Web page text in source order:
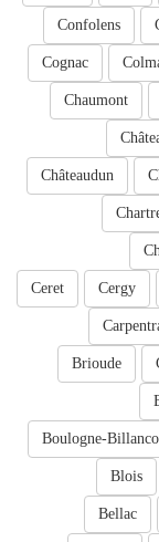
Confolens
Cognac
Chaumont
Châteaudun
Cergy
Ceret
Brioude
Boulogne-
Blois
Bellac